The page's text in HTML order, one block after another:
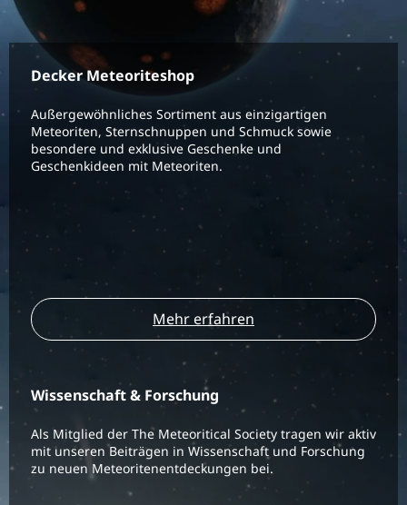
Decker Meteoriteshop
Außergewöhnliches Sortiment aus einzigartigen
Meteoriten, Sternschnuppen und Schmuck sowie
besondere und exklusive Geschenke und
Geschenkideen mit Meteoriten.
Mehr erfahren
Wissenschaft & Forschung
Als Mitglied der The Meteoritical Society tragen wir aktiv
mit unseren Beiträgen in Wissenschaft und Forschung
zu neuen Meteoritenentdeckungen bei.